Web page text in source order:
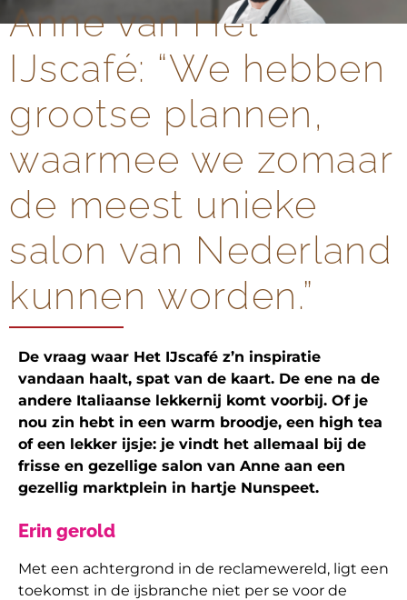
Anne van Het
IJscafé: “We hebben
grootse plannen,
waarmee we zomaar
de meest unieke
salon van Nederland
kunnen worden.”
De vraag waar Het IJscafé z’n inspiratie
vandaan haalt, spat van de kaart. De ene na de
andere Italiaanse lekkernij komt voorbij. Of je
nou zin hebt in een warm broodje, een high tea
of een lekker ijsje: je vindt het allemaal bij de
frisse en gezellige salon van Anne aan een
gezellig marktplein in hartje Nunspeet.
Erin gerold
Met een achtergrond in de reclamewereld, ligt een
toekomst in de ijsbranche niet per se voor de